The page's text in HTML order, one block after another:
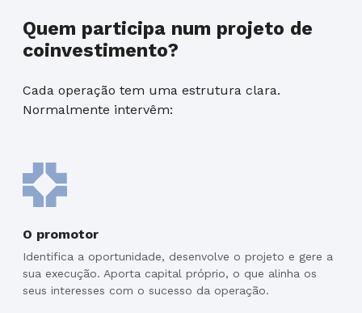
Quem participa num projeto de
coinvestimento?
Cada operação tem uma estrutura clara.
Normalmente intervêm:
O promotor
Identifica a oportunidade, desenvolve o projeto e gere a
sua execução. Aporta capital próprio, o que alinha os
seus interesses com o sucesso da operação.